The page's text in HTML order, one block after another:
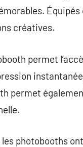
Équipés
créatives.
permet
permet
les photobooths